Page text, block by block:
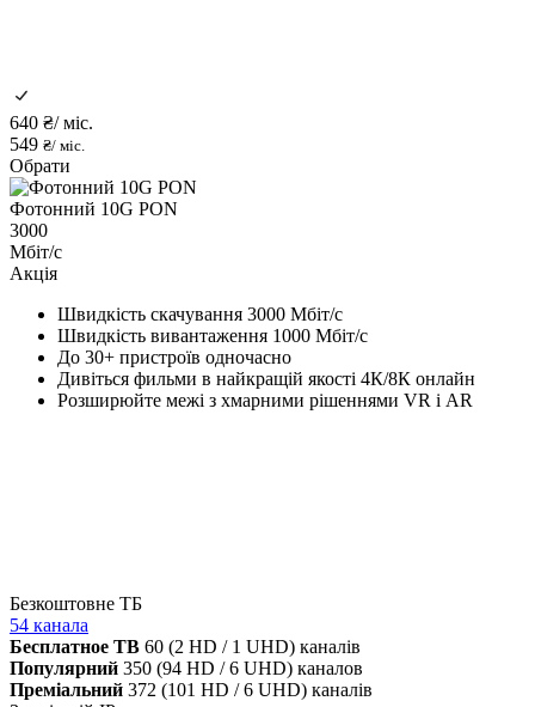
640 ₴/ міс.
549 ₴/ міс.
Обрати
Фотонний 10G PON
3000
Мбіт/с
Акція
Швидкість скачування 3000 Мбіт/с
Швидкість вивантаження 1000 Мбіт/с
До 30+ пристроїв одночасно
Дивіться фильми в найкращій якості 4К/8К онлайн
Розширюйте межі з хмарними рішеннями VR і AR
Безкоштовне ТБ
54 канала
Бесплатное ТВ 60 (2 HD / 1 UHD) каналів
Популярний 350 (94 HD / 6 UHD) каналов
Преміальний 372 (101 HD / 6 UHD) каналів